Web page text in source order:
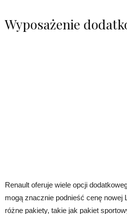
Wyposażenie
Renault oferuje wiele opcji
mogą znacznie podnieść cenę nowej
różne pakiety, takie jak pakiet